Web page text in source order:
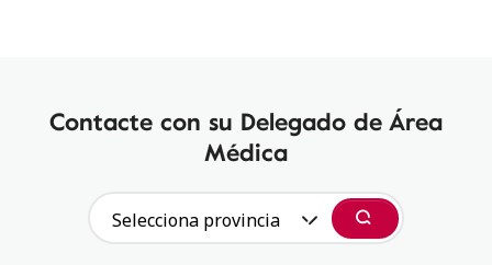
Contacte con su Delegado de Área
Médica
Selecciona provincia
Buscar